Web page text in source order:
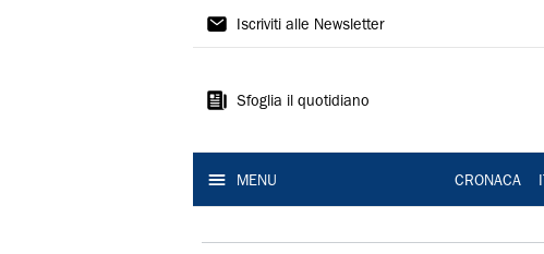
Gazzetta
Reggio
Iscriviti alle Newsletter
Sfoglia il quotidiano
MENU CRONACA